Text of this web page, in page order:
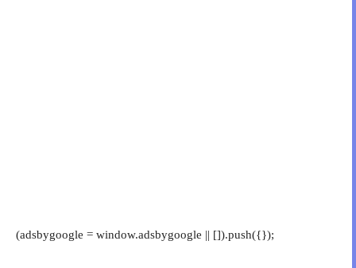
(adsbygoogle = window.adsbygoogle || []).push({});